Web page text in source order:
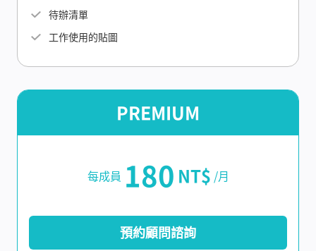
待辦清單
工作使用的貼圖
PREMIUM
每成員 180 NT$ /月
預約顧問諮詢